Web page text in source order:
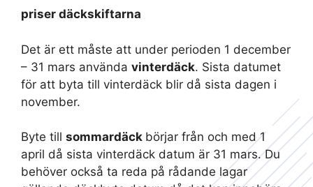
priser däckskiftarna
Det är ett måste att under perioden 1 december
– 31 mars använda vinterdäck. Sista datumet
för att byta till vinterdäck blir då sista dagen i
november.
Byte till sommardäck börjar från och med 1
april då sista vinterdäck datum är 31 mars. Du
behöver också ta reda på rådande lagar